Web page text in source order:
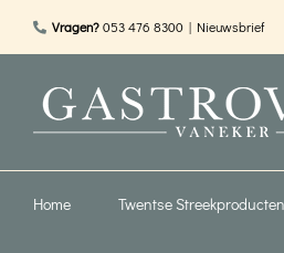
Vragen?053 476 8300 | Nieuwsbrief
Home Twentse Streekproducten